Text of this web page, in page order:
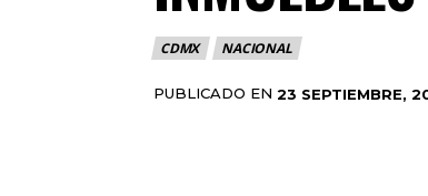
CDMX NACIONAL
PUBLICADO EN 23 SEPTIEMBRE,